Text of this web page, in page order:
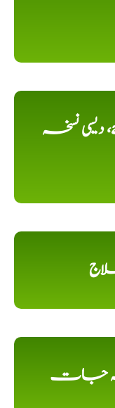
دیسی نسخہ
نسخہ جات